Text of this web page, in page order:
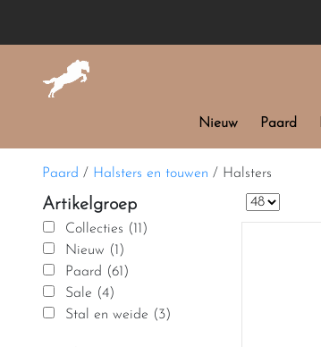
Nieuw Paard
Paard / Halsters en touwen / Halsters
Artikelgroep
Collecties (11)
Nieuw (1)
Paard (61)
Sale (4)
Stal en weide (3)